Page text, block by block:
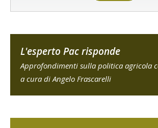
L'esperto Pac risponde
Approfondimenti sulla politica agricola
a cura di Angelo Frascarelli